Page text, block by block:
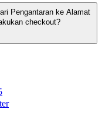
Pengantaran ke Alamat
checkout?